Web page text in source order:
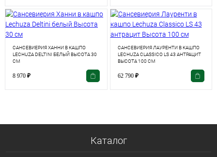
САНСЕВИЕРИЯ ХАННИ В КАШПО
LECHUZA DELTINI БЕЛЫЙ ВЫСОТА 30
СМ
8 970 ₽
САНСЕВИЕРИЯ ЛАУРЕНТИ В КАШПО
LECHUZA CLASSICO LS 43 АНТРАЦИТ
ВЫСОТА 100 СМ
62 790 ₽
Каталог